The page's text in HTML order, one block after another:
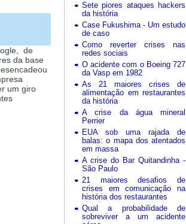
de
da base
um giro
Sete piores ataques hackers
da história
Case Fukushima - Um estudo
de caso
Como reverter crises nas
redes sociais
O acidente com o Boeing 727
da Vasp em 1982
As 21 maiores crises de
alimentação em restaurantes
da história
A crise da água mineral
Perrier
EUA sob uma rajada de
balas: o mapa dos atentados
em massa
A crise do Bar Quitandinha -
São Paulo
21 maiores desafios de
crises em comunicação na
história dos restaurantes
Qual a probabilidade de
sobreviver a um acidente